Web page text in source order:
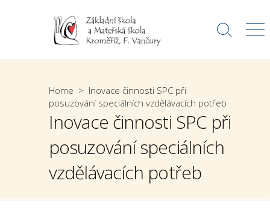
Search
Home > Inovace činnosti SPC při
posuzování speciálních vzdělávacích potřeb
Inovace činnosti SPC při
posuzování speciálních
vzdělávacích potřeb